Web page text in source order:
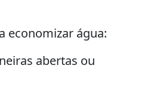
economizar água:
abertas ou